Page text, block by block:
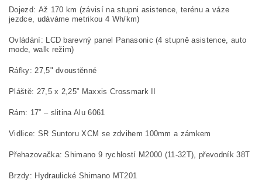
Dojezd: Až 170 km (závisí na stupni asistence, terénu a váze
jezdce, udáváme metrikou 4 Wh/km)
Ovládání: LCD barevný panel Panasonic (4 stupně asistence, auto
mode, walk režim)
Ráfky:27,5" dvoustěnné
Pláště: 27,5 x 2,25” Maxxis Crossmark II
Rám: 17” – slitina Alu 6061
Vidlice: SR Suntoru XCM se zdvihem 100mm a zámkem
Přehazovačka:Shimano 9 rychlostí M2000 (11-32T), převodník 38T
Brzdy: Hydraulické Shimano MT201